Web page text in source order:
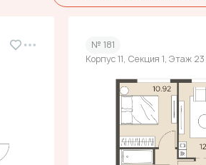
№ 181
Корпус 11, Секция 1, Этаж 23